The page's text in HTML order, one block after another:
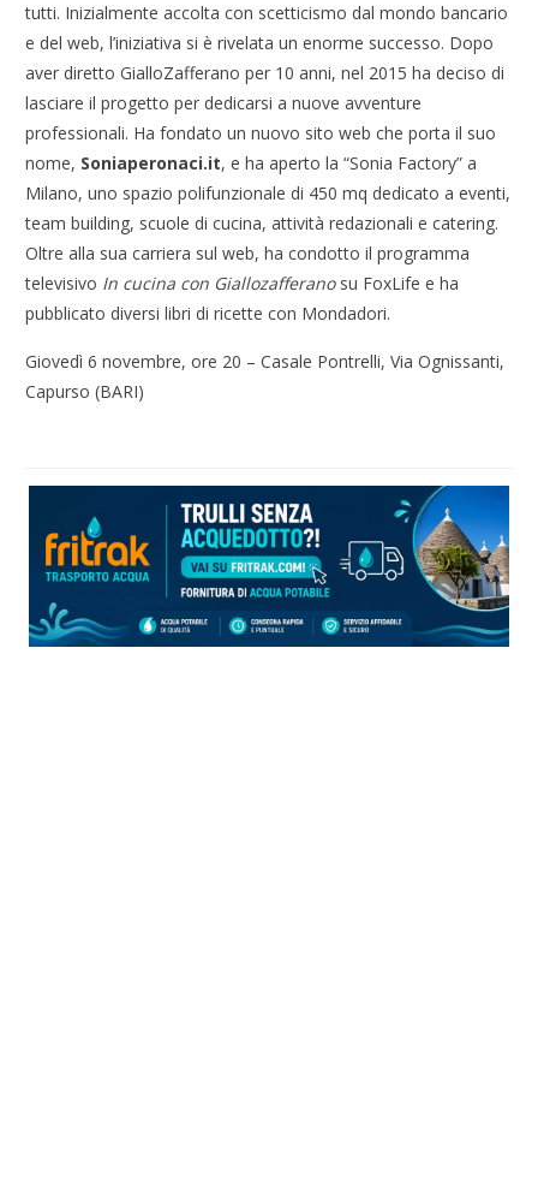
tutti. Inizialmente accolta con scetticismo dal mondo bancario
e del web, l’iniziativa si è rivelata un enorme successo. Dopo
aver diretto GialloZafferano per 10 anni, nel 2015 ha deciso di
lasciare il progetto per dedicarsi a nuove avventure
professionali. Ha fondato un nuovo sito web che porta il suo
nome, Soniaperonaci.it, e ha aperto la “Sonia Factory” a
Milano, uno spazio polifunzionale di 450 mq dedicato a eventi,
team building, scuole di cucina, attività redazionali e catering.
Oltre alla sua carriera sul web, ha condotto il programma
televisivo In cucina con Giallozafferanosu FoxLife e ha
pubblicato diversi libri di ricette con Mondadori.
Giovedì 6 novembre, ore 20 – Casale Pontrelli, Via Ognissanti,
Capurso (BARI)